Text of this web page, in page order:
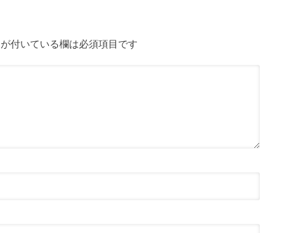
が付いている欄は必須項目です